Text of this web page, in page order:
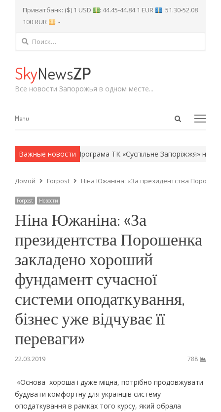
Приватбанк: ($) 1 USD : 44.45-44.84 1 EUR
: 51.30-52.08
100 RUR
: -
Найти:
SkyNewsZP
Все новости Запорожья в одном месте...
Open
Menu
Menu
Важные новости
методы. Програма ТК «Суспільне Запоріжжя» на
Домой Forpost Ніна Южаніна: «За президентства
Forpost Новости
Ніна Южаніна: «За
президентства Порошенка
закладено хороший
фундамент сучасної
системи оподаткування,
бізнес уже відчуває її
переваги»
22.03.2019 788
«Основа хороша і дуже міцна, потрібно продовжувати
будувати комфортну для українців систему
оподаткування в рамках того курсу, який обрала